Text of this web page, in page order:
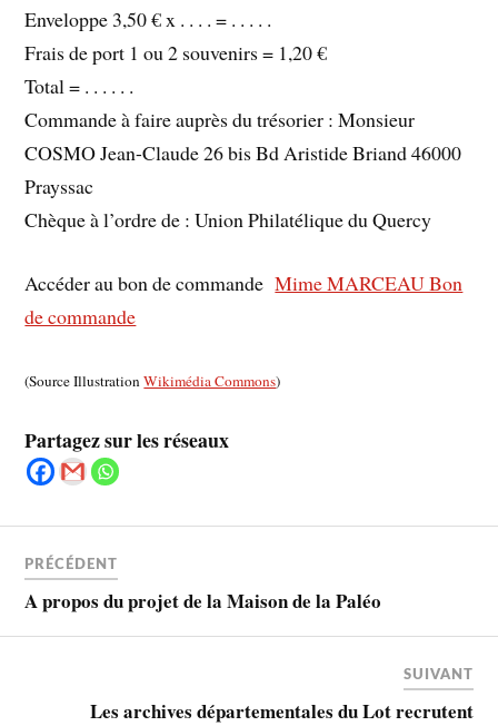
Enveloppe 3,50 € x . . . . = . . . . .
Frais de port 1 ou 2 souvenirs = 1,20 €
Total = . . . . . .
Commande à faire auprès du trésorier : Monsieur
COSMO Jean-Claude 26 bis Bd Aristide Briand 46000
Prayssac
Chèque à l’ordre de : Union Philatélique du Quercy
Accéder au bon de commandeMime MARCEAU Bon
de commande
(Source IllustrationWikimédia Commons)
Partagez sur les réseaux
PRÉCÉDENT
A propos du projet de la Maison de la Paléo
SUIVANT
Les archives départementales du Lot recrutent